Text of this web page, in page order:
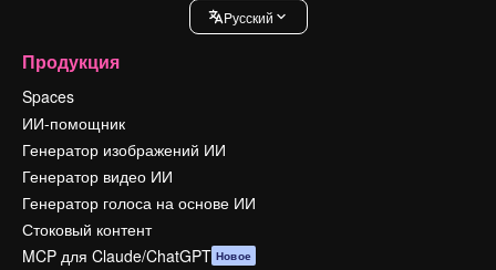
Pусский
Продукция
Spaces
ИИ-помощник
Генератор изображений ИИ
Генератор видео ИИ
Генератор голоса на основе ИИ
Стоковый контент
MCP для Claude/ChatGPT Новое